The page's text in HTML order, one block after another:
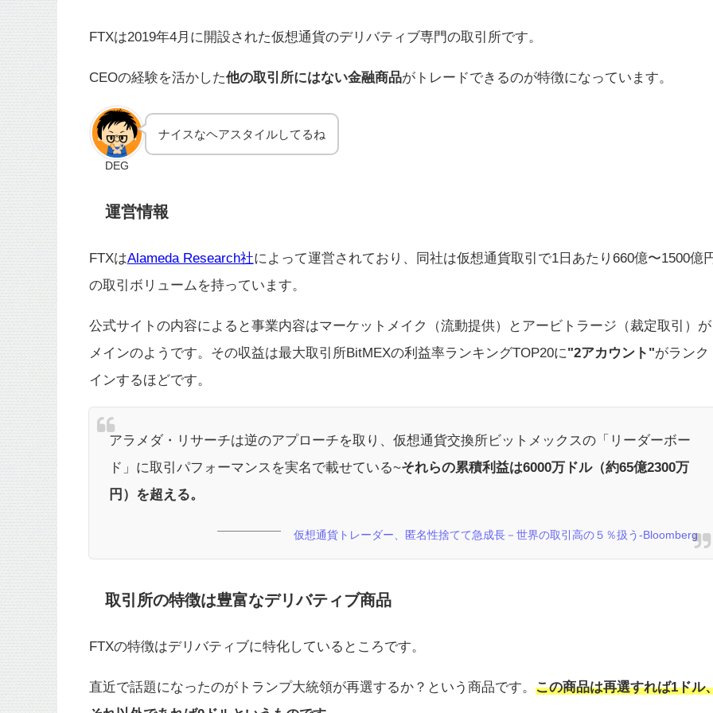
FTXは2019年4月に開設された仮想通貨のデリバティブ専門の取引所です。
CEOの経験を活かした他の取引所にはない金融商品がトレードできるのが特徴になっています。
DEG
ナイスなヘアスタイルしてるね
運営情報
FTXはAlameda Research社によって運営されており、同社は仮想通貨取引で1日あたり660億〜1500億
の取引ボリュームを持っています。
公式サイトの内容によると事業内容はマーケットメイク（流動提供）とアービトラージ（裁定取引）が
メインのようです。その収益は最大取引所BitMEXの利益率ランキングTOP20に"2アカウント"がランク
インするほどです。
アラメダ・リサーチは逆のアプローチを取り、仮想通貨交換所ビットメックスの「リーダーボー
ド」に取引パフォーマンスを実名で載せている~それらの累積利益は6000万ドル（約65億2300万
円）を超える。
仮想通貨トレーダー、匿名性捨てて急成長－世界の取引高の５％扱う-Bloomberg
取引所の特徴は豊富なデリバティブ商品
FTXの特徴はデリバティブに特化しているところです。
直近で話題になったのがトランプ大統領が再選するか？という商品です。 この商品は再選すれば1ドル